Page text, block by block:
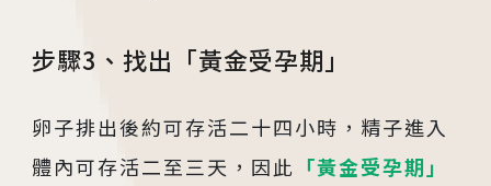
各院門診及掛號資訊
/Taichung
步驟3、找出「黃金受孕期」
卵子排出後約可存活二十四小時，精子進入
體內可存活二至三天，因此 「黃金受孕期」